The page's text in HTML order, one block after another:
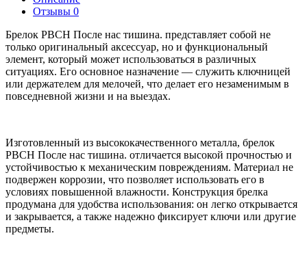
Отзывы 0
Брелок РВСН После нас тишина. представляет собой не
только оригинальный аксессуар, но и функциональный
элемент, который может использоваться в различных
ситуациях. Его основное назначение — служить ключницей
или держателем для мелочей, что делает его незаменимым в
повседневной жизни и на выездах.
Изготовленный из высококачественного металла, брелок
РВСН После нас тишина. отличается высокой прочностью и
устойчивостью к механическим повреждениям. Материал не
подвержен коррозии, что позволяет использовать его в
условиях повышенной влажности. Конструкция брелка
продумана для удобства использования: он легко открывается
и закрывается, а также надежно фиксирует ключи или другие
предметы.